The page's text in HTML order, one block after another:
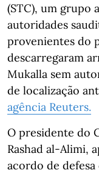
(STC), um grupo
autoridades
provenientes do
descarregaram
Mukalla sem
de localização
agência Reuters.
O presidente do
Rashad al-Alimi,
acordo de defesa